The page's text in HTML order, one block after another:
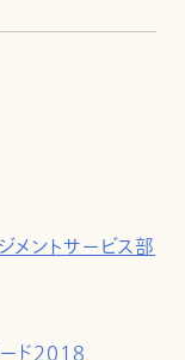
ントサービス部
ド2018